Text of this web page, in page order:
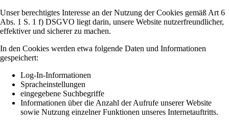
Unser berechtigtes Interesse an der Nutzung der Cookies gemäß Art 6
Abs. 1 S. 1 f) DSGVO liegt darin, unsere Website nutzerfreundlicher,
effektiver und sicherer zu machen.
In den Cookies werden etwa folgende Daten und Informationen
gespeichert:
Log-In-Informationen
Spracheinstellungen
eingegebene Suchbegriffe
Informationen über die Anzahl der Aufrufe unserer Website
sowie Nutzung einzelner Funktionen unseres Internetauftritts.